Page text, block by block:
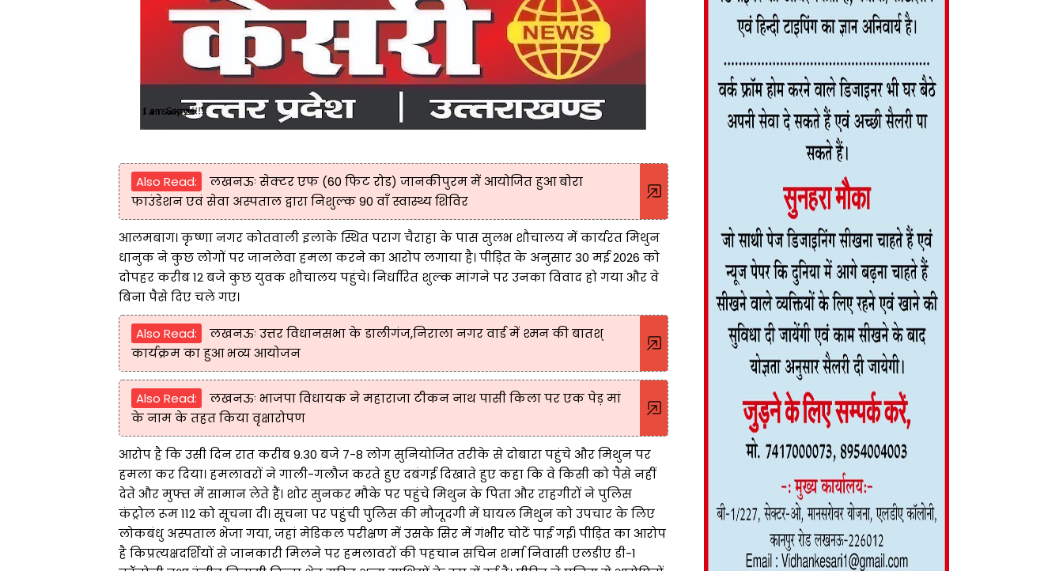
Also Read:
लखनऊः सेक्टर एफ (60 फिट रोड) जानकीपुरम में आयोजित हुआ बोरा
फाउंडेशन एवं सेवा अस्पताल द्वारा निशुल्क 90 वाँ स्वास्थ्य शिविर
आलमबाग। कृष्णा नगर कोतवाली इलाके स्थित पराग चैराहा के पास सुलभ शौचालय में कार्यरत मिथुन
धानुक ने कुछ लोगों पर जानलेवा हमला करने का आरोप लगाया है। पीड़ित के अनुसार 30 मई 2026 को
दोपहर करीब 12 बजे कुछ युवक शौचालय पहुंचे। निर्धारित शुल्क मांगने पर उनका विवाद हो गया और वे
बिना पैसे दिए चले गए।
Also Read:
लखनऊः उत्तर विधानसभा के डालीगंज,निराला नगर वार्ड में श्मन की बातश्
कार्यक्रम का हुआ भव्य आयोजन
Also Read:
लखनऊः भाजपा विधायक ने महाराजा टीकन नाथ पासी किला पर एक पेड़ मां
के नाम के तहत किया वृक्षारोपण
आरोप है कि उसी दिन रात करीब 9.30 बजे 7-8 लोग सुनियोजित तरीके से दोबारा पहुंचे और मिथुन पर
हमला कर दिया। हमलावरों ने गाली-गलौज करते हुए दबंगई दिखाते हुए कहा कि वे किसी को पैसे नहीं
देते और मुफ्त में सामान लेते हैं। शोर सुनकर मौके पर पहुंचे मिथुन के पिता और राहगीरों ने पुलिस
कंट्रोल रूम 112 को सूचना दी। सूचना पर पहुंची पुलिस की मौजूदगी में घायल मिथुन को उपचार के लिए
लोकबंधु अस्पताल भेजा गया, जहां मेडिकल परीक्षण में उसके सिर में गंभीर चोटें पाई गईं। पीड़ित का आरोप
है किप्रत्यक्षदर्शियों से जानकारी मिलने पर हमलावरों की पहचान सचिन शर्मा निवासी एलडीए डी-1